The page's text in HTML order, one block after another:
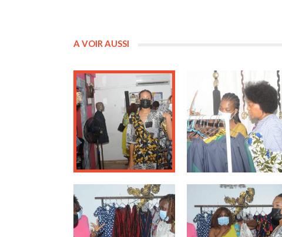
A VOIR AUSSI